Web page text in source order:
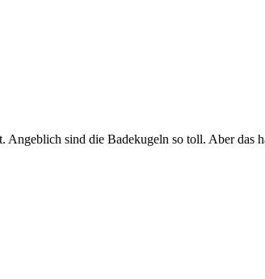
sind die Badekugeln so toll. Aber das